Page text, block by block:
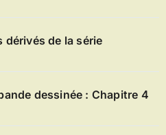
de la série
dessinée : Chapitre 4